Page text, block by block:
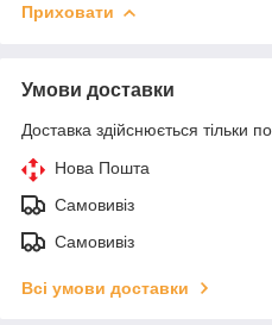
Приховати
Умови доставки
Доставка здійснюється тільки
Нова Пошта
Самовивіз
Самовивіз
Всі умови доставки